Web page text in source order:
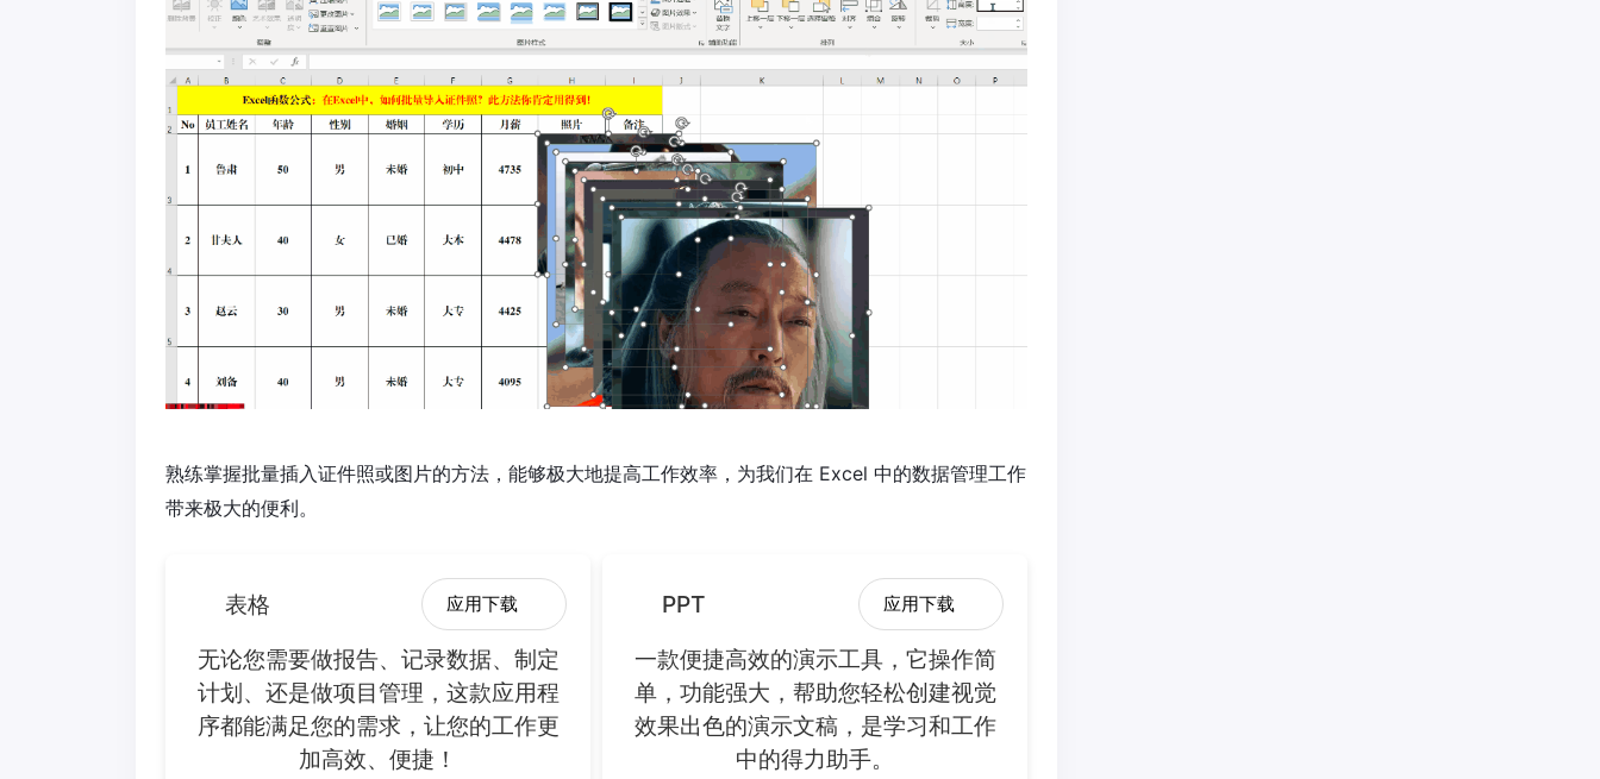
熟练掌握批量插入证件照或图片的方法，能够极大地提高工作效率，为我们在 Excel 中的数据管理工作
带来极大的便利。
表格 应用下载
无论您需要做报告、记录数据、制定
计划、还是做项目管理，这款应用程
序都能满足您的需求，让您的工作更
加高效、便捷！
PPT 应用下载
一款便捷高效的演示工具，它操作简
单，功能强大，帮助您轻松创建视觉
效果出色的演示文稿，是学习和工作
中的得力助手。